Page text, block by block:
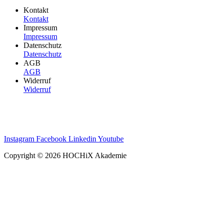
Kontakt
Kontakt
Impressum
Impressum
Datenschutz
Datenschutz
AGB
AGB
Widerruf
Widerruf
Instagram Facebook Linkedin Youtube
Copyright © 2026 HOCHiX Akademie